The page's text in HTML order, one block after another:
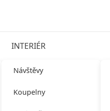
INTERIÉR
Návštěvy
Koupelny